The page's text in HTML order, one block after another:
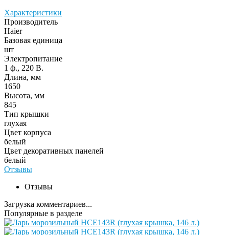
Характеристики
Производитель
Haier
Базовая единица
шт
Электропитание
1 ф., 220 В.
Длина, мм
1650
Высота, мм
845
Тип крышки
глухая
Цвет корпуса
белый
Цвет декоративных панелей
белый
Отзывы
Отзывы
Загрузка комментариев...
Популярные в разделе